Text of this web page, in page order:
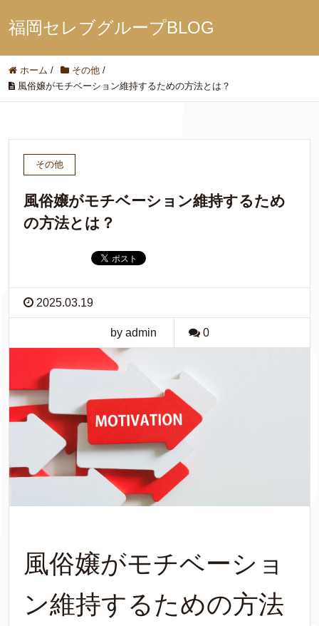
福岡セレブグループBLOG
ホーム / その他 /
風俗嬢がモチベーション維持するための方法とは？
その他
風俗嬢がモチベーション維持するため
の方法とは？
2025.03.19
by admin 0
風俗嬢がモチベーショ
ン維持するための方法